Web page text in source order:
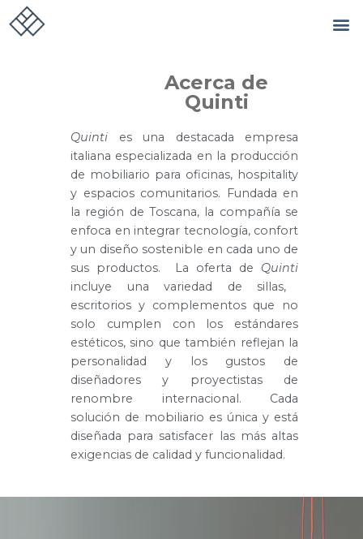
Acerca de
Quinti
Quinti es una destacada empresa
italiana especializada en la producción
de mobiliario para oficinas, hospitality
y espacios comunitarios. Fundada en
la región de Toscana, la compañía se
enfoca en integrar tecnología, confort
y un diseño sostenible en cada uno de
sus productos.
La oferta de Quinti
incluye una variedad de sillas,
escritorios y complementos que no
solo cumplen con los estándares
estéticos, sino que también reflejan la
personalidad y los gustos de
diseñadores y proyectistas de
renombre internacional. Cada
solución de mobiliario es única y está
diseñada para satisfacer las más altas
exigencias de calidad y funcionalidad.